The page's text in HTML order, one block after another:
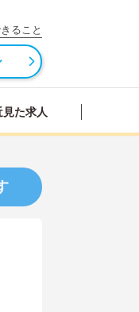
ること
見た求人